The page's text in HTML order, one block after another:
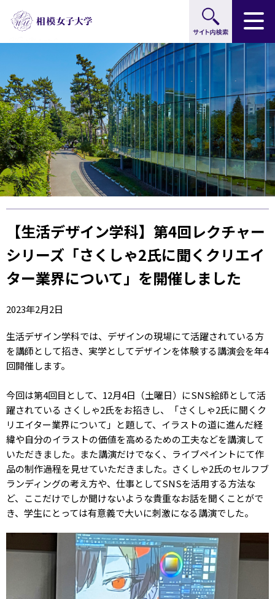
ー
バ
ル
ナ
ビ
ゲ
ー
シ
ョ
ン
へ
カ
ル
ナ
ビ
ゲ
ー
シ
ョ
ン
へ
タ
ー
へ
【生活デザイン学科】第4回レクチャー
シリーズ「さくしゃ2氏に聞くクリエイ
ター業界について」を開催しました
2023年2月2日
生活デザイン学科では、デザインの現場にて活躍されている方
を講師として招き、実学としてデザインを体験する講演会を年4
回開催します。
今回は第4回目として、12月4日（土曜日）にSNS絵師として活
躍されている さくしゃ2氏をお招きし、「さくしゃ2氏に聞くク
リエイター業界について」と題して、イラストの道に進んだ経
緯や自分のイラストの価値を高めるための工夫などを講演して
いただきました。また講演だけでなく、ライブペイントにて作
品の制作過程を見せていただきました。さくしゃ2氏のセルフブ
ランディングの考え方や、仕事としてSNSを活用する方法な
ど、ここだけでしか聞けないような貴重なお話を聞くことがで
き、学生にとっては有意義で大いに刺激になる講演でした。